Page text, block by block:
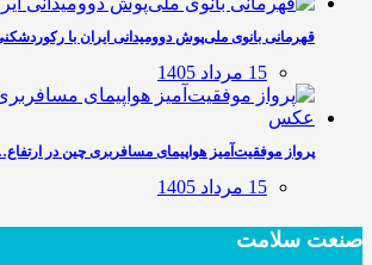
قهرمانی بانوی ملی‌پوش دوومیدانی ایران با
15 مرداد 1405
پرواز موفقیت‌آمیز هواپیمای مسافربری چین در
15 مرداد 1405
صنعت سلامت